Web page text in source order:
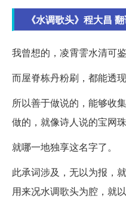
《水调歌头》程大昌
我曾想的，凌霄霅水清可
而屋脊栋丹粉刷，都能透
所以善于做说的，能够收
做的，就像诗人说的宝网
就哪一地独享这名字了。
此承词涉及，无以为报，
用来况水调歌头为腔，就以